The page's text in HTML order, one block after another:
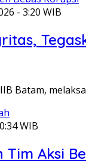
- 3:20 WIB
Batam,
WIB
Aksi